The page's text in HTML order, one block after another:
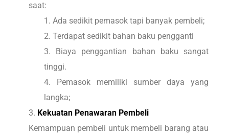
saat:
Ada sedikit pemasok tapi banyak pembeli;
Terdapat sedikit bahan baku pengganti
Biaya penggantian bahan baku sangat
tinggi.
Pemasok memiliki sumber daya yang
langka;
Kekuatan Penawaran Pembeli
Kemampuan pembeli untuk membeli barang atau